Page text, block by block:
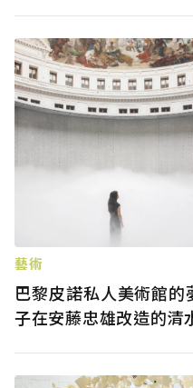
藝術
巴黎皮諾私人美術館
子在安藤忠雄改造的清